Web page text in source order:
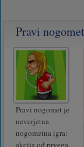
Pravi nogomet
Pravi nogomet je
neverjetna
nogometna igra:
akcija od prvega